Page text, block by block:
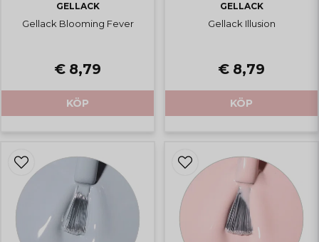
GELLACK
Gellack Blooming Fever
€ 8,79
KÖP
GELLACK
Gellack Illusion
€ 8,79
KÖP